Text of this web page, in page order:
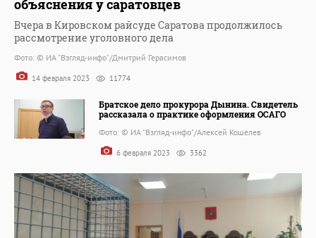
объяснения у саратовцев
Вчера в Кировском райсуде Саратова продолжилось
рассмотрение уголовного дела
Фото: © ИА "Взгляд-инфо"/Дмитрий Герасимов
14 февраля 2023 11774
Братское дело прокурора Дынина. Свидетель
рассказала о практике оформления ОСАГО
Фото: © ИА "Взгляд-инфо"/Алексей Кошелев
6 февраля 2023 3362